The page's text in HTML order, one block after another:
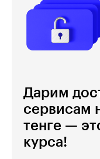
Дарим
сервисам
тенге —
курса!